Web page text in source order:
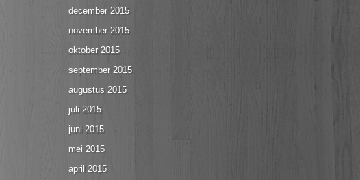
december 2015
november 2015
oktober 2015
september 2015
augustus 2015
juli 2015
juni 2015
mei 2015
april 2015